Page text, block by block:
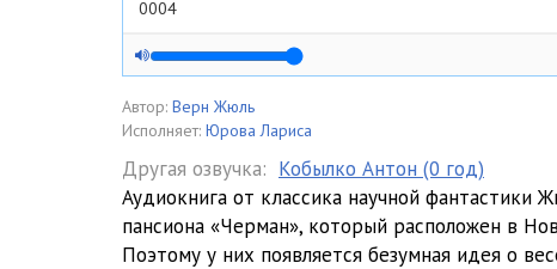
0004
0005
0006
0008
0009
Автор: Верн Жюль
Исполняет: Юрова Лариса
Другая озвучка: Кобылко Антон (0 год)
Аудиокнига от классика научной фантастики
пансиона «Черман», который расположен в
Поэтому у них появляется безумная идея о